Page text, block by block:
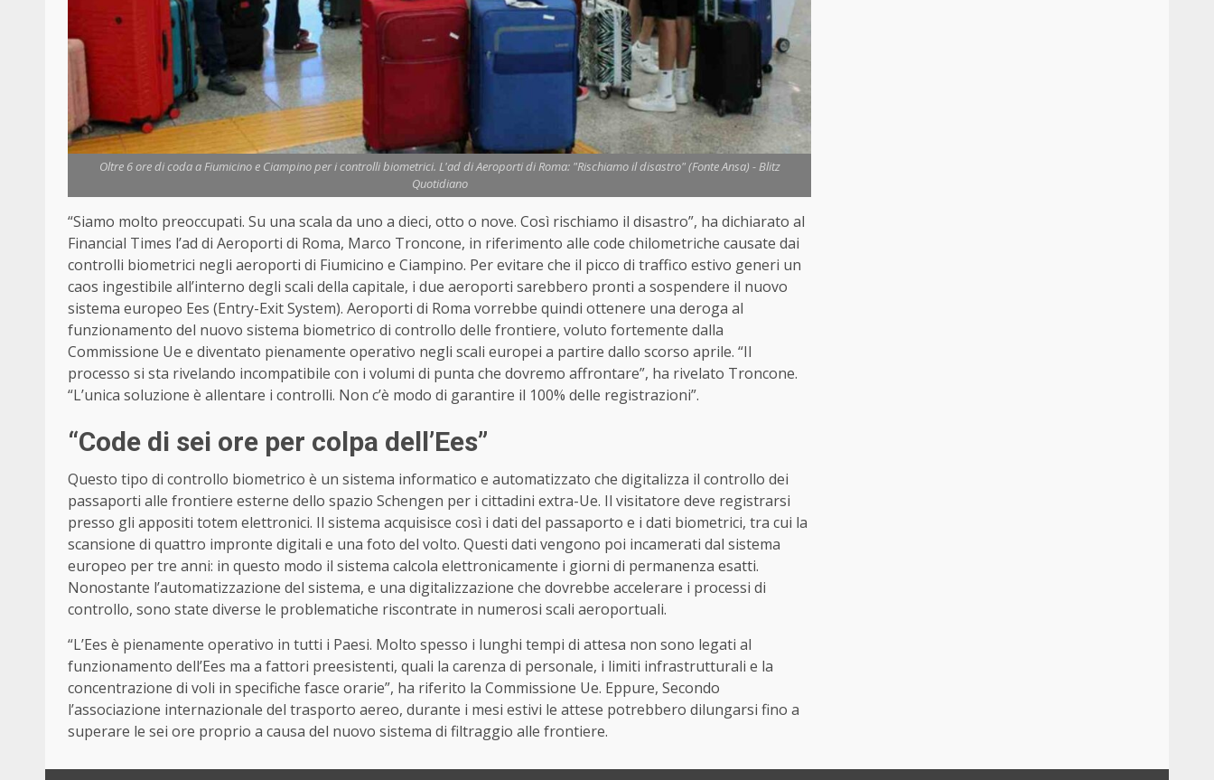
Oltre 6 ore di coda a Fiumicino e Ciampino per i controlli biometrici. L'ad di Aeroporti di Roma: "Rischiamo il disastro" (Fonte Ansa) - Blitz
Quotidiano
“Siamo molto preoccupati. Su una scala da uno a dieci, otto o nove. Così rischiamo il disastro”, ha dichiarato al
Financial Times l’ad di Aeroporti di Roma, Marco Troncone, in riferimento alle code chilometriche causate dai
controlli biometrici negli aeroporti di Fiumicino e Ciampino. Per evitare che il picco di traffico estivo generi un
caos ingestibile all’interno degli scali della capitale, i due aeroporti sarebbero pronti a sospendere il nuovo
sistema europeo Ees (Entry-Exit System). Aeroporti di Roma vorrebbe quindi ottenere una deroga al
funzionamento del nuovo sistema biometrico di controllo delle frontiere, voluto fortemente dalla
Commissione Ue e diventato pienamente operativo negli scali europei a partire dallo scorso aprile. “Il
processo si sta rivelando incompatibile con i volumi di punta che dovremo affrontare”, ha rivelato Troncone.
“L’unica soluzione è allentare i controlli. Non c’è modo di garantire il 100% delle registrazioni”.
“Code di sei ore per colpa dell’Ees”
Questo tipo di controllo biometrico è un sistema informatico e automatizzato che digitalizza il controllo dei
passaporti alle frontiere esterne dello spazio Schengen per i cittadini extra-Ue. Il visitatore deve registrarsi
presso gli appositi totem elettronici. Il sistema acquisisce così i dati del passaporto e i dati biometrici, tra cui la
scansione di quattro impronte digitali e una foto del volto. Questi dati vengono poi incamerati dal sistema
europeo per tre anni: in questo modo il sistema calcola elettronicamente i giorni di permanenza esatti.
Nonostante l’automatizzazione del sistema, e una digitalizzazione che dovrebbe accelerare i processi di
controllo, sono state diverse le problematiche riscontrate in numerosi scali aeroportuali.
“L’Ees è pienamente operativo in tutti i Paesi. Molto spesso i lunghi tempi di attesa non sono legati al
funzionamento dell’Ees ma a fattori preesistenti, quali la carenza di personale, i limiti infrastrutturali e la
concentrazione di voli in specifiche fasce orarie”, ha riferito la Commissione Ue. Eppure, Secondo
l’associazione internazionale del trasporto aereo, durante i mesi estivi le attese potrebbero dilungarsi fino a
superare le sei ore proprio a causa del nuovo sistema di filtraggio alle frontiere.